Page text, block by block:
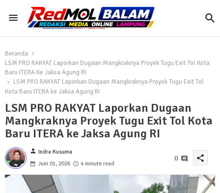
Beranda
LSM PRO RAKYAT Laporkan Dugaan Mangkraknya Proyek Tugu Exit Tol Kota
Baru ITERA Ke Jaksa Agung RI
LSM PRO RAKYAT Laporkan Dugaan Mangkraknya Proyek Tugu Exit Tol
Kota Baru ITERA ke Jaksa Agung RI
LSM PRO RAKYAT Laporkan Dugaan
Mangkraknya Proyek Tugu Exit Tol Kota
Baru ITERA ke Jaksa Agung RI
person Indra Kusuma
Juni 01, 2026
4 minute read
0 share